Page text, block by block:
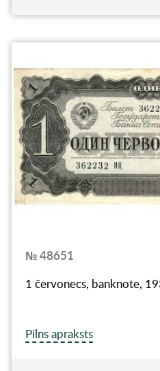
№ 48651
1 červonecs, banknote,
Pilns apraksts